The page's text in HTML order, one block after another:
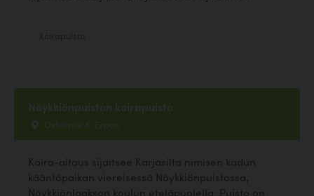
Nöykkiönpuiston koirapuisto
Oxfotintie 8, Espoo
Koira-aitaus sijaitsee Karjasilta nimisen kadun
kääntöpaikan viereisessä Nöykkiönpuistossa,
Nöykkiönlaakson koulun eteläpuolella. Puisto on